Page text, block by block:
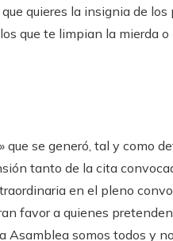
quieres la insignia de
que te limpian la mierda
se generó, tal y como
tanto de la cita
en el pleno
favor a quienes
somos todos y